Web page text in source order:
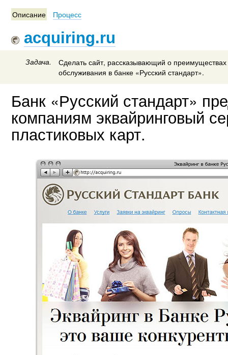
Описание
Процесс
acquiring.ru
Задача.
Сделать сайт, рассказывающий о преимуществах
обслуживания в банке «Русский стандарт».
Банк «Русский стандарт»
компаниям эквайринговый
пластиковых карт.